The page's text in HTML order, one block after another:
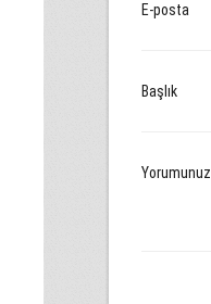
E-posta
Başlık
Yorumunuz